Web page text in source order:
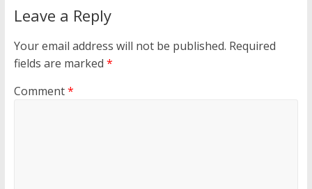
Leave a Reply
Your email address will not be published. Required
fields are marked *
Comment*